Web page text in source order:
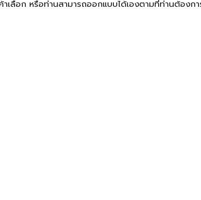
ลือก หรือท่านสามารถออกแบบได้เองตามที่ท่านต้องกา